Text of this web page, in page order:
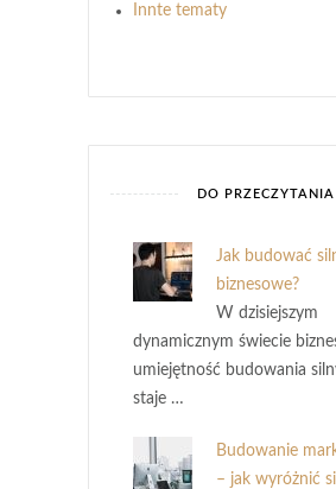
Innte tematy
DO PRZECZYTANIA
Jak budować
biznesowe?
W dzisiejszym
dynamicznym świecie
umiejętność budowania
staje …
Budowanie
– jak wyróżnić